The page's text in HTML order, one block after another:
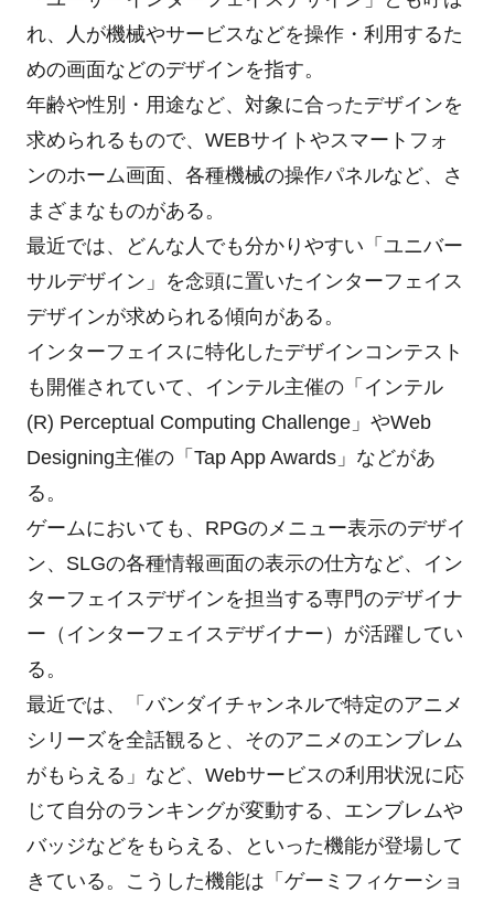
れ、人が機械やサービスなどを操作・利用するた
めの画面などのデザインを指す。
年齢や性別・用途など、対象に合ったデザインを
求められるもので、WEBサイトやスマートフォ
ンのホーム画面、各種機械の操作パネルなど、さ
まざまなものがある。
最近では、どんな人でも分かりやすい「ユニバー
サルデザイン」を念頭に置いたインターフェイス
デザインが求められる傾向がある。
インターフェイスに特化したデザインコンテスト
も開催されていて、インテル主催の「インテル
(R) Perceptual Computing Challenge」やWeb
Designing主催の「Tap App Awards」などがあ
る。
ゲームにおいても、RPGのメニュー表示のデザイ
ン、SLGの各種情報画面の表示の仕方など、イン
ターフェイスデザインを担当する専門のデザイナ
ー（インターフェイスデザイナー）が活躍してい
る。
最近では、「バンダイチャンネルで特定のアニメ
シリーズを全話観ると、そのアニメのエンブレム
がもらえる」など、Webサービスの利用状況に応
じて自分のランキングが変動する、エンブレムや
バッジなどをもらえる、といった機能が登場して
きている。こうした機能は「ゲーミフィケーショ